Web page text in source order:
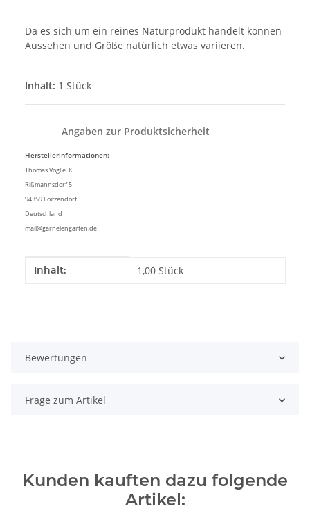
Da es sich um ein reines Naturprodukt handelt können
Aussehen und Größe natürlich etwas variieren.
Inhalt: 1 Stück
Angaben zur Produktsicherheit
Herstellerinformationen:
Thomas Vogl e. K.
Rißmannsdorf 5
94359 Loitzendorf
Deutschland
mail@garnelengarten.de
Produkteigenschaft
Wert
Inhalt: 1,00 Stück
Bewertungen
Frage zum Artikel
Kunden kauften dazu folgende
Artikel: